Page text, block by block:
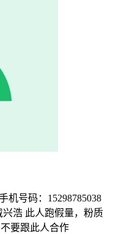
机号码：15298785038
兴浩 此人跑假量，粉质
要跟此人合作